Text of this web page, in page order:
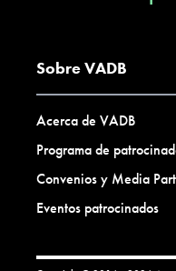
Sobre VADB
Acerca de VADB
Programa de
Convenios y Media
Eventos patrocinados